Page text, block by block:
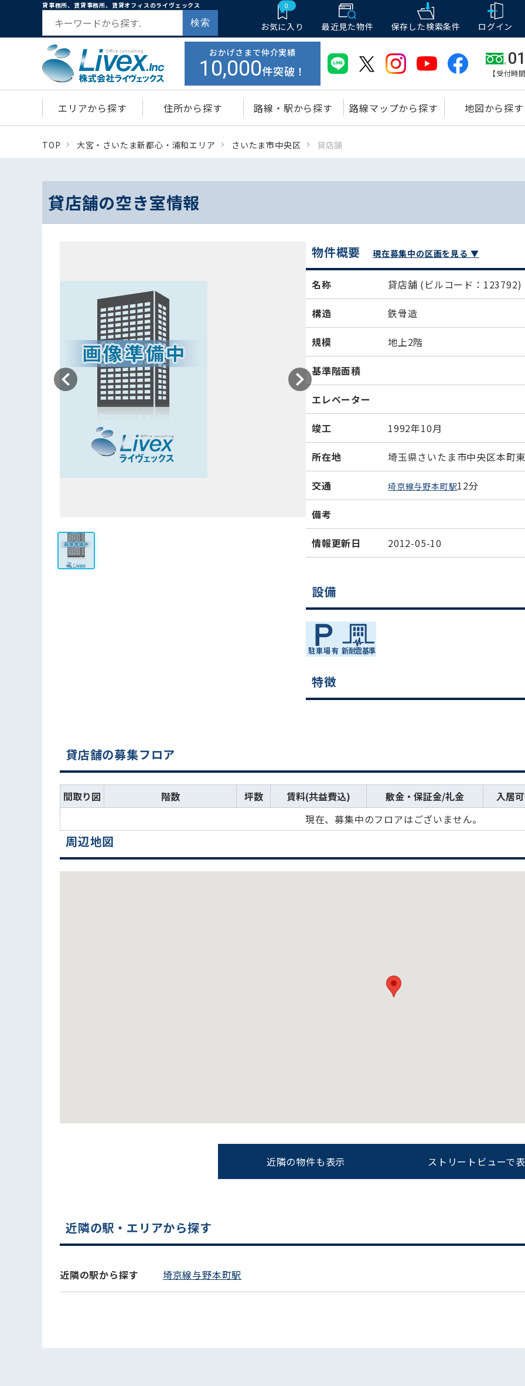
貸事務所、賃貸事務所、賃貸オフィスのライヴェックス
検索
0
お気に入り 最近見た物件 保存した検索条件 ログイン
おかげさまで仲介実績
10,000件突破！ 【受付時
エリアから探す 住所から探す 路線・駅から探す 路線マップから探す 地図から探す
TOP 大宮・さいたま新都心・浦和エリア さいたま市中央区 貸店舗
貸店舗の空き室情報
物件概要 現在募集中の区画を見る ▼
名称 貸店舗 (ビルコード：123792)
構造 鉄骨造
規模 地上2階
基準階面積
エレベーター
竣工 1992年10月
所在地 埼玉県さいたま市中央区本町
交通 埼京線与野本町駅12分
備考
情報更新日 2012-05-10
設備
特徴
貸店舗の募集フロア
間取り図 階数 坪数 賃料(共益費込) 敷金・保証金/礼金 入居
現在、募集中のフロアはございません。
スムーズにご案内できます
0120-620-213
平日 9:00〜18:00
周辺地図
近隣の物件も表示 ストリートビューで
近隣の駅・エリアから探す
近隣の駅から探す 埼京線与野本町駅